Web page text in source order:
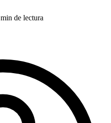
min de lectura